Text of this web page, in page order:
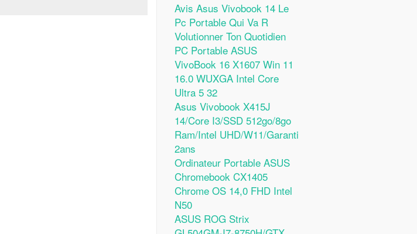
Avis Asus Vivobook 14 Le
Pc Portable Qui Va R
Volutionner Ton Quotidien
PC Portable ASUS
VivoBook 16 X1607 Win 11
16.0 WUXGA Intel Core
Ultra 5 32
Asus Vivobook X415J
14/Core I3/SSD 512go/8go
Ram/Intel UHD/W11/Garanti
2ans
Ordinateur Portable ASUS
Chromebook CX1405
Chrome OS 14,0 FHD Intel
N50
ASUS ROG Strix